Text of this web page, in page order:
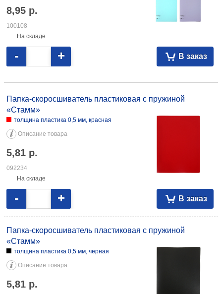
8,95 р.
100108
На складе
В заказ
- +
пластика 0,5 мм, красная 5,81 092234 толщина пластика 0,5 мм,
черная 5,81 092236
Папка-скоросшиватель пластиковая с пружиной
«Стамм»
толщина пластика 0,5 мм, красная
Описание товара
5,81 р.
092234
На складе
В заказ
- +
Папка-скоросшиватель пластиковая с пружиной
«Стамм»
толщина пластика 0,5 мм, черная
Описание товара
5,81 р.